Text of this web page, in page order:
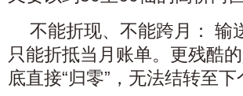
不能折现、不能跨月： 输
只能折抵当月账单。更残酷
底直接“归零”，无法结转至下